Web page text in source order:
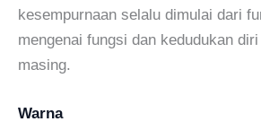
kesempurnaan selalu dimulai dari
mengenai fungsi dan kedudukan
masing.
Warna